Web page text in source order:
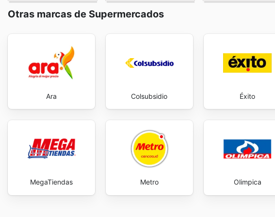
start saving now.
Otras marcas de Supermercados
Ara Colsubsidio Éxito
MegaTiendas Metro Olimpica